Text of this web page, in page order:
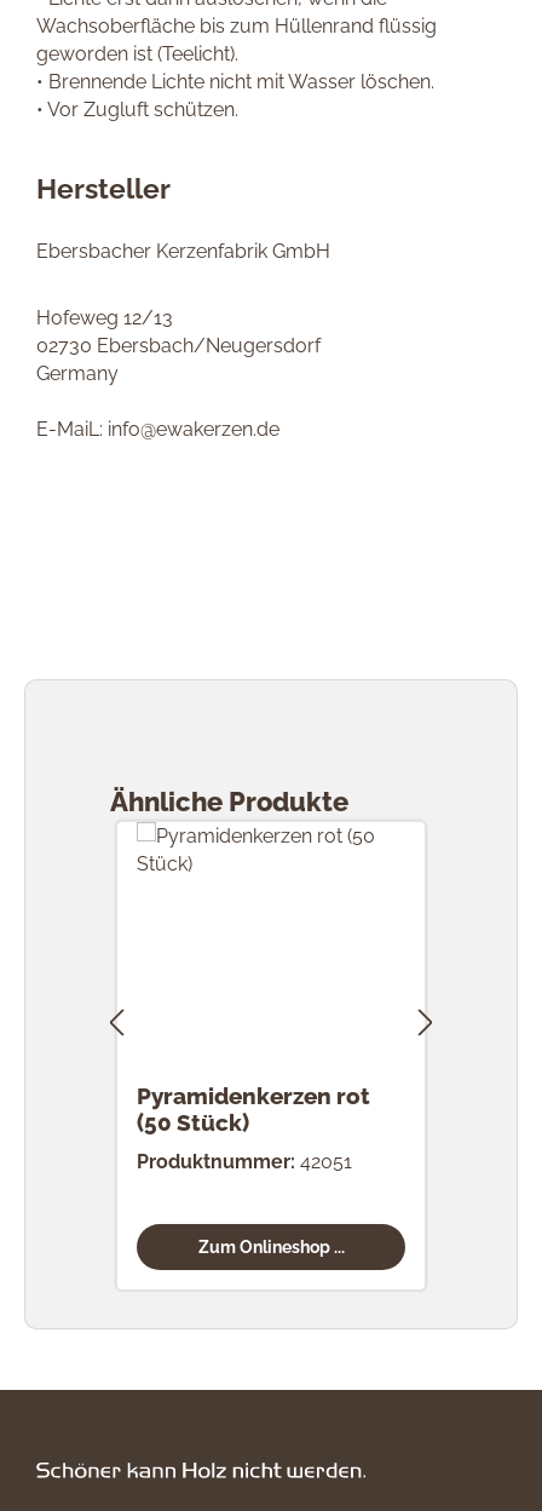
Wachsoberfläche bis zum Hüllenrand flüssig
geworden ist (Teelicht).
• Brennende Lichte nicht mit Wasser löschen.
• Vor Zugluft schützen.
Hersteller
Ebersbacher Kerzenfabrik GmbH
Hofeweg 12/13
02730 Ebersbach/Neugersdorf
Germany
E-MaiL: info@ewakerzen.de
Ähnliche Produkte
Pyramidenkerzen rot
(50 Stück)
Produktnummer: 42051
Zum Onlineshop ...